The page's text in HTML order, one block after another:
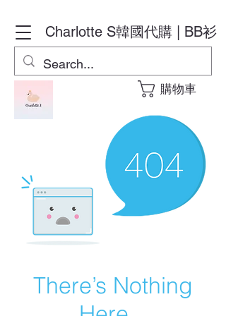
Charlotte S韓國代購 | BB衫
購物車
There’s Nothing